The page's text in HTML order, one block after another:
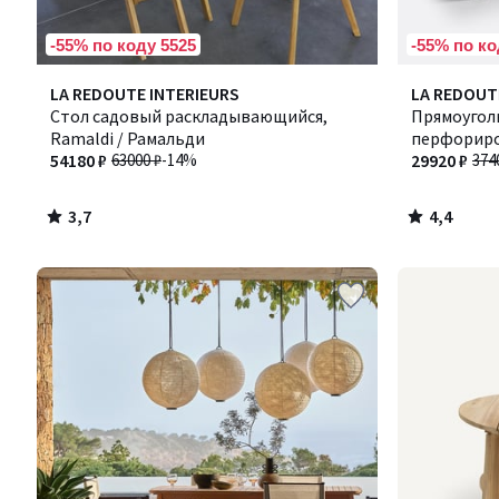
-55% по коду 5525
LA REDOUTE INTERIEURS
Стол садовый раскладывающийся,
Ramaldi / Рамальди
63000 ₽-14%
54180 ₽
3,7
/ 5
3,7
/
-55% по
LA
29920 ₽
4,4
/ 5
4,4
/